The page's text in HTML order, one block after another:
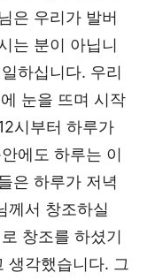
은 우리가 발버
는 분이 아닙니
하십니다. 우리
눈을 뜨며 시작
시부터 하루가
에도 하루는 이
은 하루가 저녁
께서 창조하실
창조를 하셨기
생각했습니다. 그